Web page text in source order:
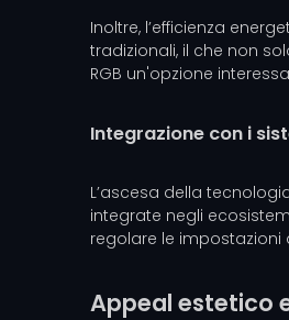
Inoltre, l’efficienza
tradizionali, il che non
RGB un'opzione
Integrazione con i
L’ascesa della
integrate negli
regolare le impostazioni
Appeal estetico